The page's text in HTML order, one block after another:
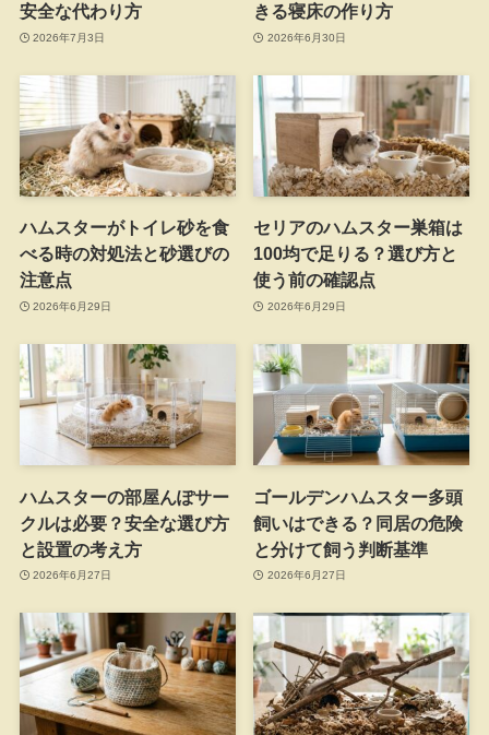
安全な代わり方
2026年7月3日
きる寝床の作り方
2026年6月30日
ハムスターがトイレ砂を食
べる時の対処法と砂選びの
注意点
2026年6月29日
セリアのハムスター巣箱は
100均で足りる？選び方と
使う前の確認点
2026年6月29日
ハムスターの部屋んぽサー
クルは必要？安全な選び方
と設置の考え方
2026年6月27日
ゴールデンハムスター多頭
飼いはできる？同居の危険
と分けて飼う判断基準
2026年6月27日